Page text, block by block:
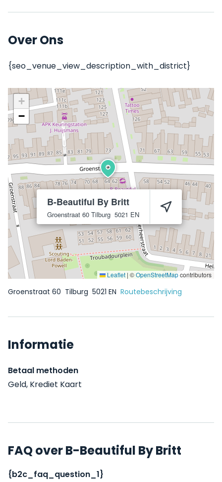
Over Ons
{seo_venue_view_description_with_district}
B-Beautiful By Britt
Groenstraat 60 Tilburg 5021 EN
+
−
Leaflet | ©OpenStreetMapcontributors
Groenstraat 60 Tilburg 5021 EN Routebeschrijving
Informatie
Betaal methoden
Geld, Krediet Kaart
FAQ over B-Beautiful By Britt
{b2c_faq_question_1}